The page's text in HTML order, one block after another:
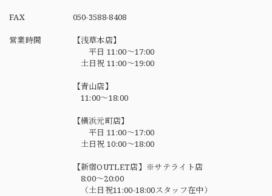
FAX 050-3588-8408
営業時間
【浅草本店】
平日 11:00～17:00
土日祝 11:00～19:00
【青山店】
11:00～18:00
【横浜元町店】
平日 11:00～17:00
土日祝 10:00～18:00
【新宿OUTLET店】※サテライト店
8:00～20:00
（土日祝11:00-18:00スタッフ在中）